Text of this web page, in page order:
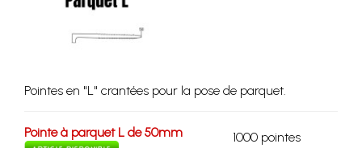
Pointes en "L" crantées pour la pose de parquet.
Pointe à parquet L de 50mm
1000 pointes